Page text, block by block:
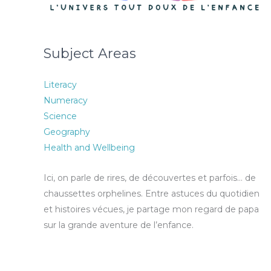
Subject Areas
Literacy
Numeracy
Science
Geography
Health and Wellbeing
Ici, on parle de rires, de découvertes et parfois… de
chaussettes orphelines. Entre astuces du quotidien
et histoires vécues, je partage mon regard de papa
sur la grande aventure de l’enfance.